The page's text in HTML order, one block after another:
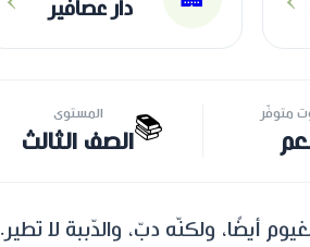
دار عصافير
متوفّر 📚 المستوى
الصف الثالث
أيضًا، ولكنّه دبّ، والدّببة لا تطير.